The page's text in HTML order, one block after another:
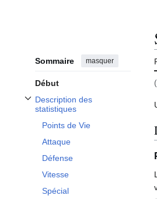
Sommaire masquer
Début
Description des
statistiques
Afficher / masquer la sous-section
Points de Vie
Attaque
Défense
Vitesse
Spécial